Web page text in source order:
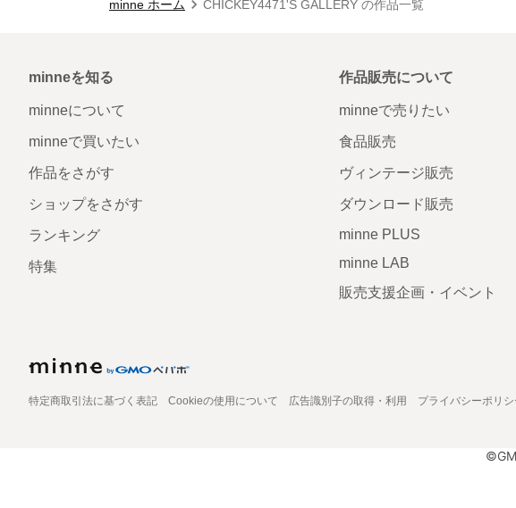
minne ホーム CHICKEY4471'S GALLERY の作品一覧
minneを知る
minneについて
minneで買いたい
作品をさがす
ショップをさがす
ランキング
特集
作品販売について
minneで売りたい
食品販売
ヴィンテージ販売
ダウンロード販売
minne PLUS
minne LAB
販売支援企画・イベント
特定商取引法に基づく表記 Cookieの使用について 広告識別子の取得・利用 プライバシーポリシ